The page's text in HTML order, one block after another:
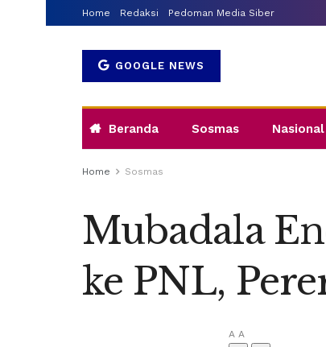
Home Redaksi Pedoman Media Siber
GOOGLE NEWS
Beranda Sosmas Nasional
Home Sosmas
Mubadala
ke PNL,
A A